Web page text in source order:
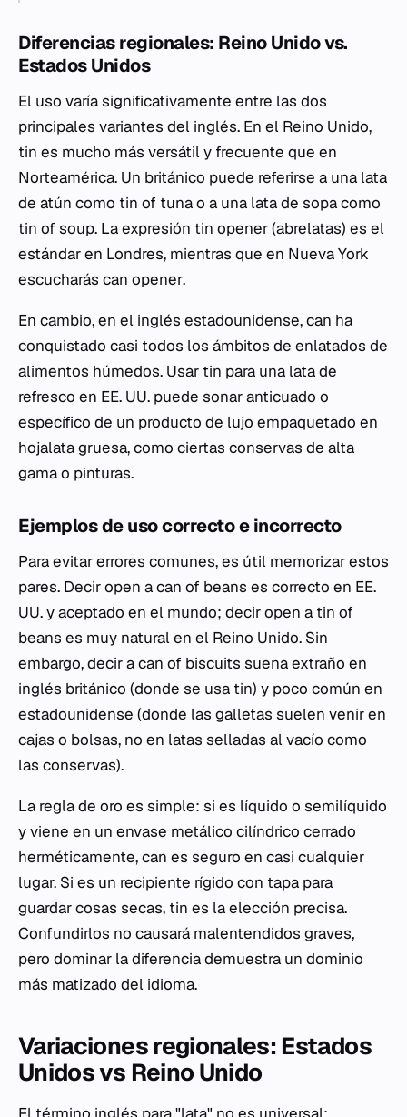
Diferencias regionales: Reino Unido vs.
Estados Unidos
El uso varía significativamente entre las dos
principales variantes del inglés. En el Reino Unido,
tin es mucho más versátil y frecuente que en
Norteamérica. Un británico puede referirse a una lata
de atún como tin of tunao a una lata de sopa como
tin of soup. La expresión tin opener(abrelatas) es el
estándar en Londres, mientras que en Nueva York
escucharás can opener.
En cambio, en el inglés estadounidense,can ha
conquistado casi todos los ámbitos de enlatados de
alimentos húmedos. Usar tin para una lata de
refresco en EE. UU. puede sonar anticuado o
específico de un producto de lujo empaquetado en
hojalata gruesa, como ciertas conservas de alta
gama o pinturas.
Ejemplos de uso correcto e incorrecto
Para evitar errores comunes, es útil memorizar estos
pares. Deciropen a can of beans es correcto en EE.
UU. y aceptado en el mundo; deciropen a tin of
beans es muy natural en el Reino Unido. Sin
embargo, decira can of biscuits suena extraño en
inglés británico (donde se usa tin) y poco común en
estadounidense (donde las galletas suelen venir en
cajas o bolsas, no en latas selladas al vacío como
las conservas).
La regla de oro es simple: si es líquido o semilíquido
y viene en un envase metálico cilíndrico cerrado
herméticamente,can es seguro en casi cualquier
lugar. Si es un recipiente rígido con tapa para
guardar cosas secas, tin es la elección precisa.
Confundirlos no causará malentendidos graves,
pero dominar la diferencia demuestra un dominio
más matizado del idioma.
Variaciones regionales: Estados
Unidos vs Reino Unido